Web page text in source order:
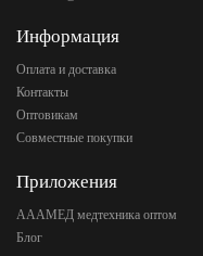
Информация
Оплата и доставка
Контакты
Оптовикам
Совместные покупки
Приложения
АААМЕД медтехника оптом
Блог